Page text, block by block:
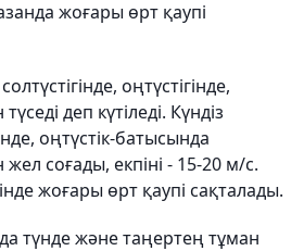
жоғары өрт қаупі
солтүстігінде, оңтүстігінде,
деп күтіледі. Күндіз
оңтүстік-батысында
соғады, екпіні - 15-20 м/с.
жоғары өрт қаупі сақталады.
түнде және таңертең тұман